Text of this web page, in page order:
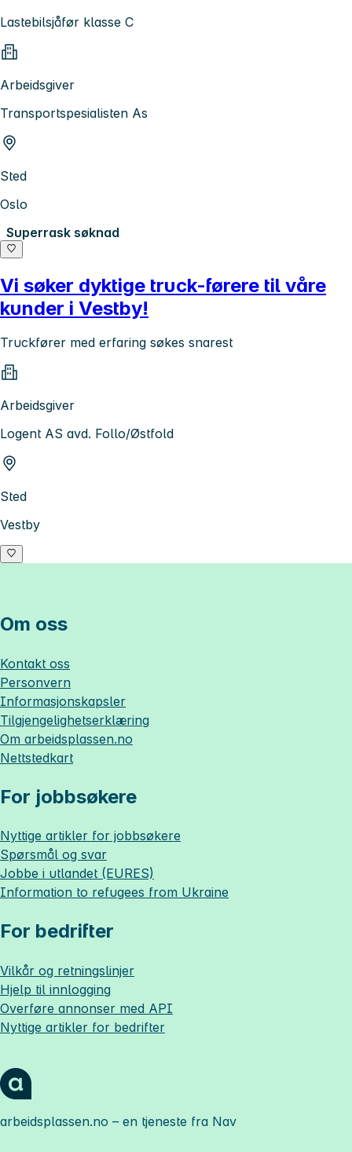
Lastebilsjåfør klasse C
Arbeidsgiver
Transportspesialisten As
Sted
Oslo
Superrask søknad
Vi søker dyktige truck-førere til våre
kunder i Vestby!
Truckfører med erfaring søkes snarest
Arbeidsgiver
Logent AS avd. Follo/Østfold
Sted
Vestby
Om oss
Kontakt oss
Personvern
Informasjonskapsler
Tilgjengelighetserklæring
Om arbeidsplassen.no
Nettstedkart
For jobbsøkere
Nyttige artikler for jobbsøkere
Spørsmål og svar
Jobbe i utlandet (EURES)
Information to refugees from Ukraine
For bedrifter
Vilkår og retningslinjer
Hjelp til innlogging
Overføre annonser med API
Nyttige artikler for bedrifter
arbeidsplassen.no – en tjeneste fra Nav